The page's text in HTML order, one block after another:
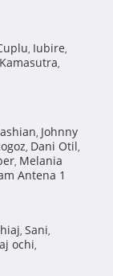
, Iubire,
,
, Johnny
, Dani Otil,
, Melania
Antena 1
, Sani,
ochi,